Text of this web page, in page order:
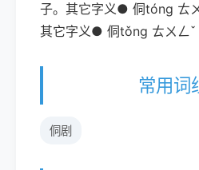
子。其它字义● 侗tóng ㄊ
其它字义● 侗tǒng ㄊㄨㄥˇ
常用词
侗剧